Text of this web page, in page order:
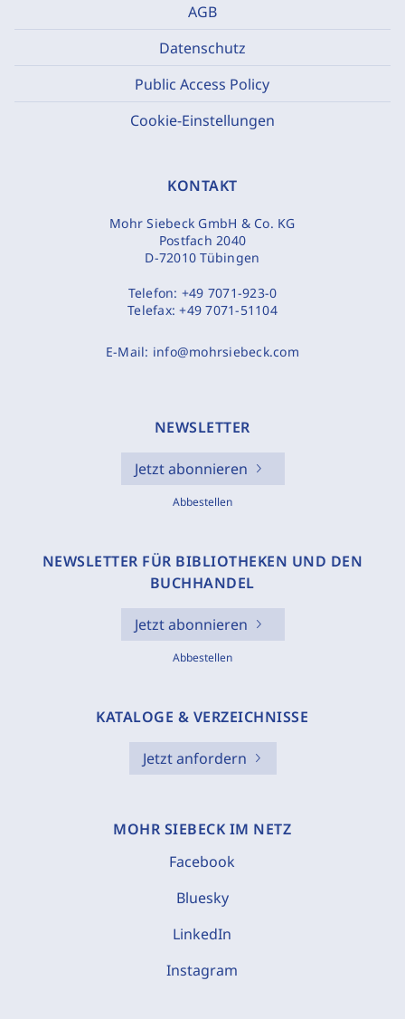
AGB
Datenschutz
Public Access Policy
Cookie-Einstellungen
KONTAKT
Mohr Siebeck GmbH & Co. KG
Postfach 2040
D-72010 Tübingen
Telefon: +49 7071-923-0
Telefax:+49 7071-51104
E-Mail: info@mohrsiebeck.com
NEWSLETTER
Jetzt abonnieren
Abbestellen
NEWSLETTER FÜR BIBLIOTHEKEN UND DEN
BUCHHANDEL
Jetzt abonnieren
Abbestellen
KATALOGE & VERZEICHNISSE
Jetzt anfordern
MOHR SIEBECK IM NETZ
Facebook
Bluesky
LinkedIn
Instagram